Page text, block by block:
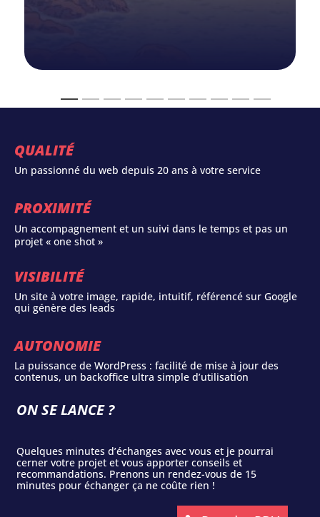
QUALITÉ
Un passionné du web depuis 20 ans à votre service
PROXIMITÉ
Un accompagnement et un suivi dans le temps et pas un
projet « one shot »
VISIBILITÉ
Un site à votre image, rapide, intuitif, référencé sur Google
qui génère des leads
AUTONOMIE
La puissance de WordPress : facilité de mise à jour des
contenus, un backoffice ultra simple d’utilisation
ON SE LANCE ?
Quelques minutes d’échanges avec vous et je pourrai
cerner votre projet et vous apporter conseils et
recommandations. Prenons un rendez-vous de 15
minutes pour échanger ça ne coûte rien !